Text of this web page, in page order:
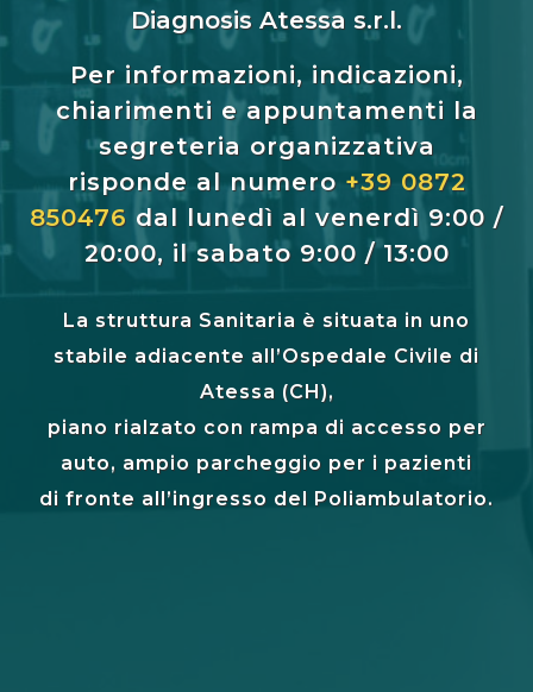
Diagnosis Atessa s.r.l.
Per informazioni, indicazioni,
chiarimenti e appuntamenti la
segreteria organizzativa
risponde al numero +39 0872
850476 dal lunedì al venerdì 9:00 /
20:00, il sabato 9:00 / 13:00
La struttura Sanitaria è situata in uno
stabile adiacente all’Ospedale Civile di
Atessa (CH),
piano rialzato con rampa di accesso per
auto, ampio parcheggio per i pazienti
di fronte all’ingresso del Poliambulatorio.